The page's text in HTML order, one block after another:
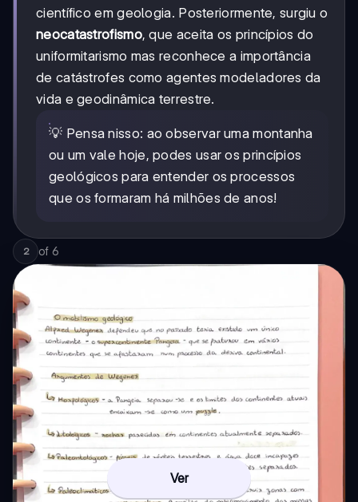
científico em geologia. Posteriormente, surgiu o
neocatastrofismo, que aceita os princípios do
uniformitarismo mas reconhece a importância
de catástrofes como agentes modeladores da
vida e geodinâmica terrestre.
💡 Pensa nisso: ao observar uma montanha
ou um vale hoje, podes usar os princípios
geológicos para entender os processos
que os formaram há milhões de anos!
2 of 6
Ver